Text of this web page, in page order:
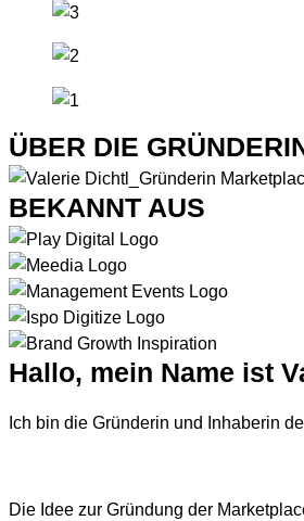
ÜBER DIE
BEKANNT AUS
Hallo, mein Name ist
Ich bin die Gründerin und Inhaberin
Die Idee zur Gründung der